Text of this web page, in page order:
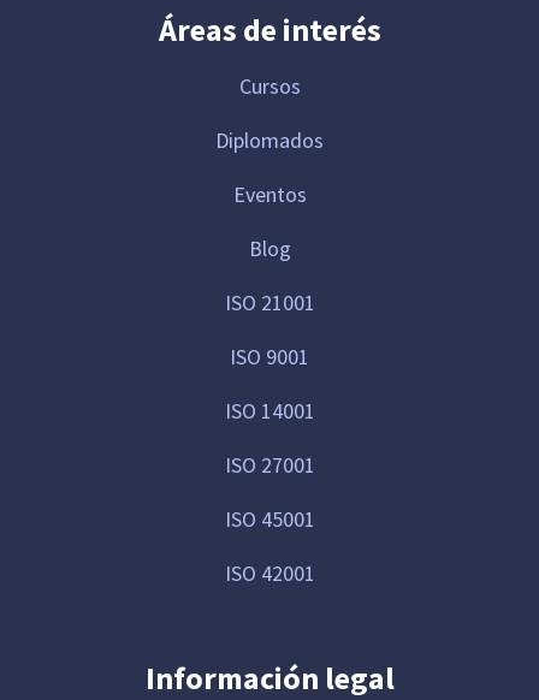
Áreas de interés
Cursos
Diplomados
Eventos
Blog
ISO 21001
ISO 9001
ISO 14001
ISO 27001
ISO 45001
ISO 42001
Información legal